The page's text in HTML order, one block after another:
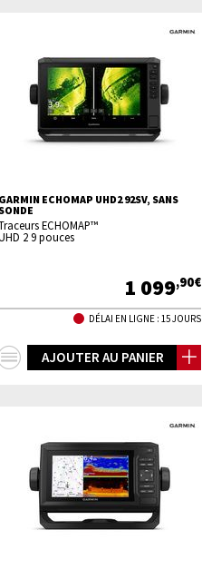
GARMIN ECHOMAP UHD2 92SV, SANS
SONDE
ECHOMAP™
2 9 pouces
1 099,90€
DÉLAI EN LIGNE : 15 JOURS
AJOUTER AU PANIER